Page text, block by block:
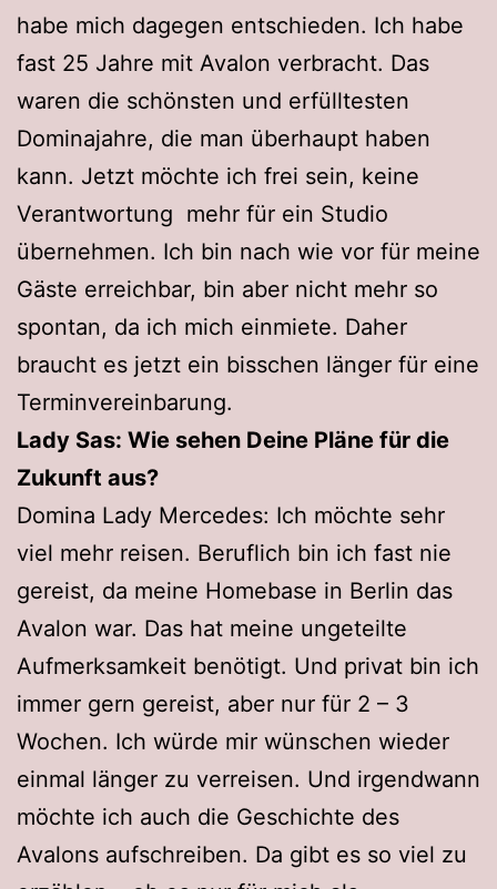
habe mich dagegen entschieden. Ich habe
fast 25 Jahre mit Avalon verbracht. Das
waren die schönsten und erfülltesten
Dominajahre, die man überhaupt haben
kann. Jetzt möchte ich frei sein, keine
Verantwortung mehr für ein Studio
übernehmen. Ich bin nach wie vor für meine
Gäste erreichbar, bin aber nicht mehr so
spontan, da ich mich einmiete. Daher
braucht es jetzt ein bisschen länger für eine
Terminvereinbarung.
Lady Sas: Wie sehen Deine Pläne für die
Zukunft aus?
Domina Lady Mercedes: Ich möchte sehr
viel mehr reisen. Beruflich bin ich fast nie
gereist, da meine Homebase in Berlin das
Avalon war. Das hat meine ungeteilte
Aufmerksamkeit benötigt. Und privat bin ich
immer gern gereist, aber nur für 2 – 3
Wochen. Ich würde mir wünschen wieder
einmal länger zu verreisen. Und irgendwann
möchte ich auch die Geschichte des
Avalons aufschreiben. Da gibt es so viel zu